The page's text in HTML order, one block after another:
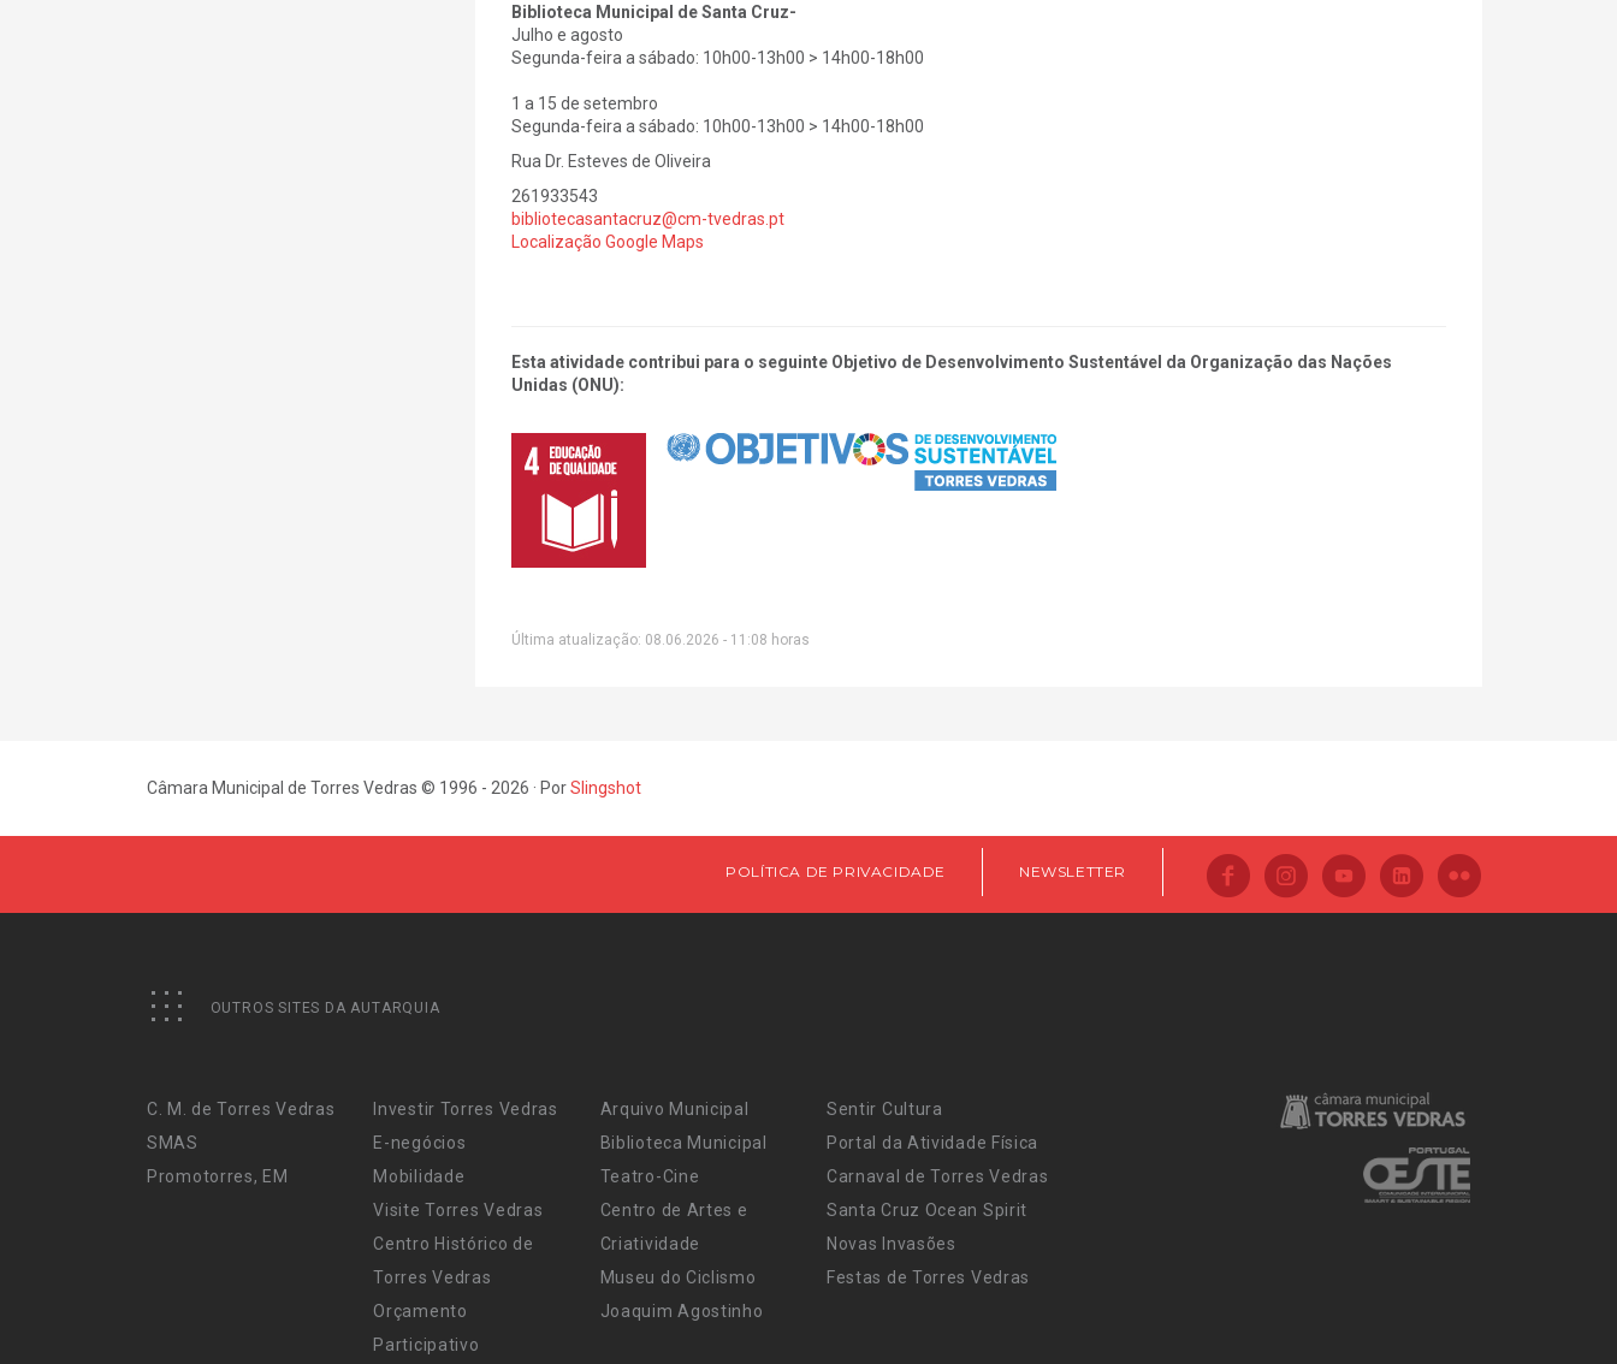
Biblioteca Municipal de Santa Cruz-
Julho e agosto
Segunda-feira a sábado: 10h00-13h00 > 14h00-18h00
1 a 15 de setembro
Segunda-feira a sábado: 10h00-13h00 > 14h00-18h00
Rua Dr. Esteves de Oliveira
261933543
bibliotecasantacruz@cm-tvedras.pt
Localização Google Maps
Esta atividade contribui para o seguinte Objetivo de Desenvolvimento Sustentável da Organização das Nações
Unidas (ONU):
Última atualização: 08.06.2026 - 11:08 horas
Câmara Municipal de Torres Vedras © 1996 - 2026 · PorSlingshot
POLÍTICA DE PRIVACIDADE NEWSLETTER
OUTROS SITES DA AUTARQUIA
C. M. de Torres Vedras
SMAS
Promotorres, EM
Investir Torres Vedras
E-negócios
Mobilidade
Visite Torres Vedras
Centro Histórico de
Torres Vedras
Orçamento
Participativo
Arquivo Municipal
Biblioteca Municipal
Teatro-Cine
Centro de Artes e
Criatividade
Museu do Ciclismo
Joaquim Agostinho
Sentir Cultura
Portal da Atividade Física
Carnaval de Torres Vedras
Santa Cruz Ocean Spirit
Novas Invasões
Festas de Torres Vedras